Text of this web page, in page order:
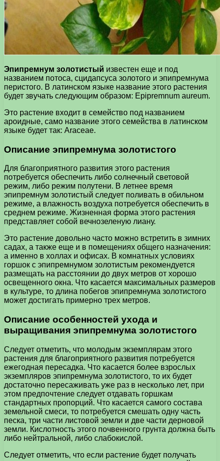
Эпипремнум золотистый известен еще и под
названием потоса, сцидапсуса золотого и эпипремнума
перистого. В латинском языке название этого растения
будет звучать следующим образом: Epipremnum aureum.
Это растение входит в семейство под названием
ароидные, само название этого семейства в латинском
языке будет так: Araceae.
Описание эпипремнума золотистого
Для благоприятного развития этого растения
потребуется обеспечить либо солнечный световой
режим, либо режим полутени. В летнее время
эпипремнум золотистый следует поливать в обильном
режиме, а влажность воздуха потребуется обеспечить в
среднем режиме. Жизненная форма этого растения
представляет собой вечнозеленую лиану.
Это растение довольно часто можно встретить в зимних
садах, а также еще и в помещениях общего назначения:
а именно в холлах и офисах. В комнатных условиях
горшок с эпипремнумом золотистым рекомендуется
размещать на расстоянии до двух метров от хорошо
освещенного окна. Что касается максимальных размеров
в культуре, то длина побегов эпипремнума золотистого
может достигать примерно трех метров.
Описание особенностей ухода и
выращивания эпипремнума золотистого
Следует отметить, что молодым экземплярам этого
растения для благоприятного развития потребуется
ежегодная пересадка. Что касается более взрослых
экземпляров эпипремнума золотистого, то их будет
достаточно пересаживать уже раз в несколько лет, при
этом предпочтение следует отдавать горшкам
стандартных пропорций. Что касается самого состава
земельной смеси, то потребуется смешать одну часть
песка, три части листовой земли и две части дерновой
земли. Кислотность этого почвенного грунта должна быть
либо нейтральной, либо слабокислой.
Следует отметить, что если растение будет получать